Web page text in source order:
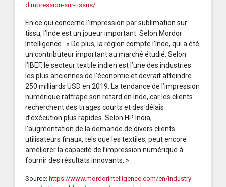
dimpression-sur-tissus/
En ce qui concerne l’impression par sublimation sur
tissu, l’Inde est un joueur important. Selon Mordor
Intelligence : « De plus, la région compte l’Inde, qui a été
un contributeur important au marché étudié. Selon
l’IBEF, le secteur textile indien est l’une des industries
les plus anciennes de l’économie et devrait atteindre
250 milliards USD en 2019. La tendance de l’impression
numérique rattrape son retard en Inde, car les clients
recherchent des tirages courts et des délais
d’exécution plus rapides. Selon HP India,
l’augmentation de la demande de divers clients
utilisateurs finaux, tels que les textiles, peut encore
améliorer la capacité de l’impression numérique à
fournir des résultats innovants. »
Source: https://www.mordorintelligence.com/en/industry-